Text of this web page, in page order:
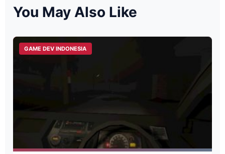
You May Also Like
GAME DEV INDONESIA